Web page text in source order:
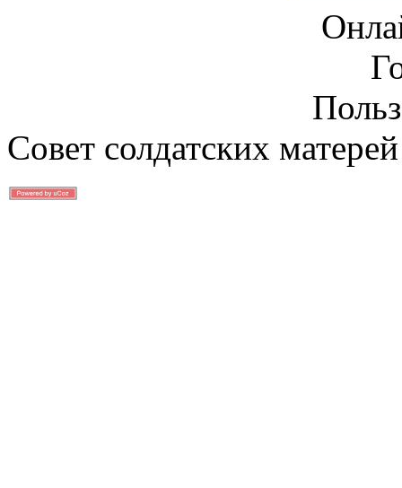
Совет солдатских